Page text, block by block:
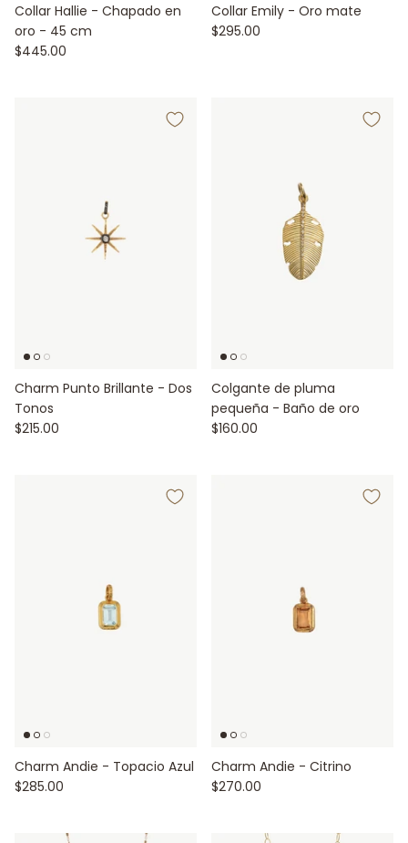
Collar Hallie - Chapado en
oro - 45 cm
$445.00
Collar Emily - Oro mate
$295.00
Charm Punto Brillante - Dos
Tonos
$215.00
Colgante de pluma
pequeña - Baño de oro
$160.00
Charm Andie - Topacio Azul
$285.00
Charm Andie - Citrino
$270.00